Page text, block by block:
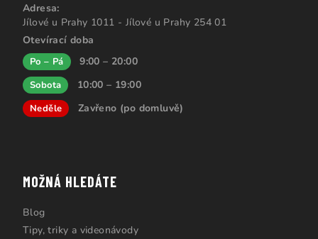
Adresa:
Jílové u Prahy 1011 - Jílové u Prahy 254 01
Otevírací doba
Po – Pá 9:00 – 20:00
Sobota 10:00 – 19:00
Neděle Zavřeno (po domluvě)
MOŽNÁ HLEDÁTE
Blog
Tipy, triky a videonávody